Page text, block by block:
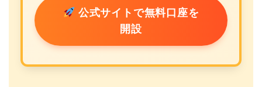
公式サイトで無料口座を
開設